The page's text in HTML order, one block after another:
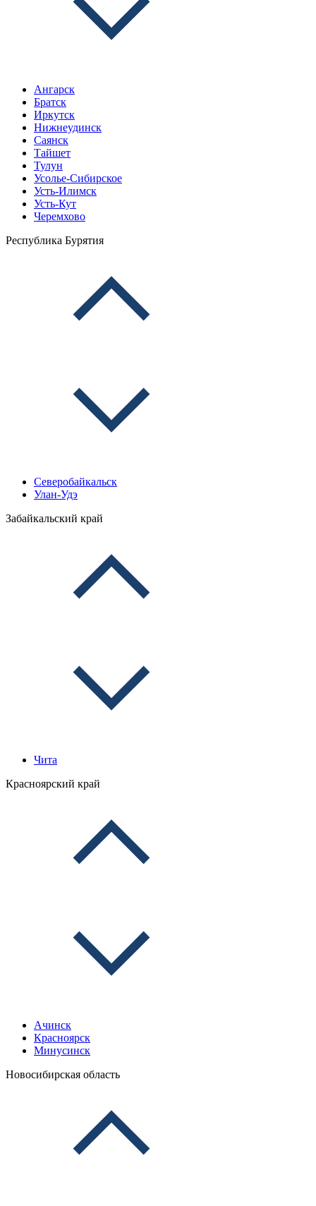
Ангарск
Братск
Иркутск
Нижнеудинск
Саянск
Тайшет
Тулун
Усолье-Сибирское
Усть-Илимск
Усть-Кут
Черемхово
Республика Бурятия
Северобайкальск
Улан-Удэ
Забайкальский край
Чита
Красноярский край
Ачинск
Красноярск
Минусинск
Новосибирская область